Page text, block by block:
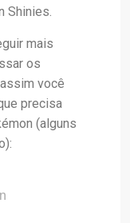
Shinies.
mais
os
você
precisa
(alguns